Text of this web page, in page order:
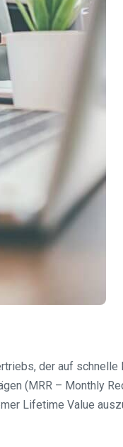
der auf
(MRR – Monthly
Lifetime Value